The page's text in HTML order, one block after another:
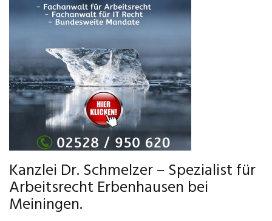
Kanzlei Dr. Schmelzer – Spezialist für
Arbeitsrecht Erbenhausen bei
Meiningen.